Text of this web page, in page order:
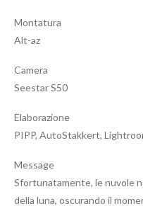
Montatura
Alt-az
Camera
Seestar S50
Elaborazione
PIPP, AutoStakkert,
Message
Sfortunatamente, le nuvole
della luna, oscurando il